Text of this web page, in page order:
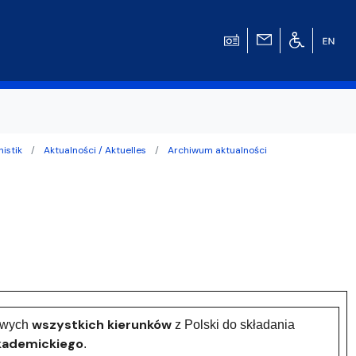
Aktualności / Aktuelles
Archiwum aktualności
wszystkich kierunkówz Polski do składania
.